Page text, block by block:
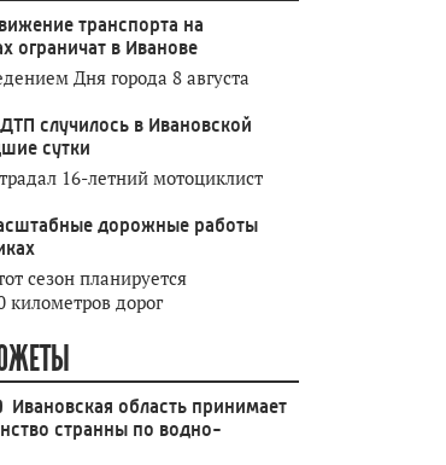
транспорта на
ограничат в Иванове
Дня города 8 августа
случилось в Ивановской
сутки
16-летний мотоциклист
дорожные работы
сезон планируется
километров дорог
Ивановская область принимает
странны по водно-